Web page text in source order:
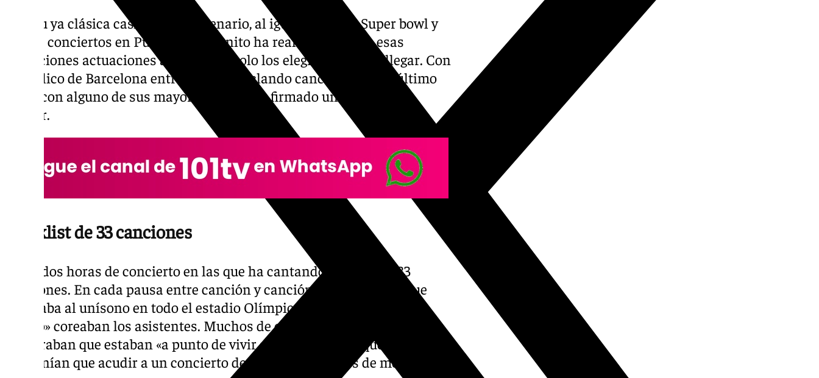
Con su ya clásica casita como escenario, al igual que en la Super bowl y
en sus conciertos en Puerto Rico, Benito ha realizado una de esas
actuaciones actuaciones al nivel que solo los elegidos pueden llegar. Con
el público de Barcelona entregado y mezclando canciones de su último
disco con alguno de sus mayores éxitos, ha firmado una actuación
estelar.
Tracklist de 33 canciones
Unas dos horas de concierto en las que ha cantando un total de 33
canciones. En cada pausa entre canción y canción había un grito que
resonaba al unísono en todo el estadio Olímpico de Montjuic «Benito,
Benito» coreaban los asistentes. Muchos de ellos antes del concierto
aseguraban que estaban «a punto de vivir algo histórico» y que sabían
que tenían que acudir a un concierto de Bad Bunny «antes de morirnos».